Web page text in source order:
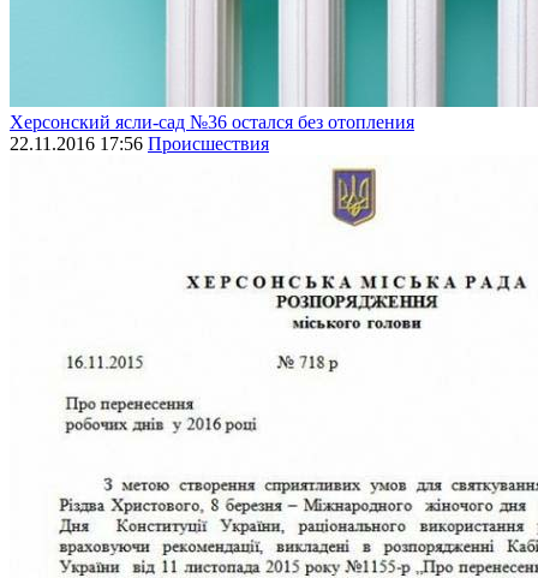
Херсонский ясли-сад №36 остался без отопления
22.11.2016 17:56 Происшествия